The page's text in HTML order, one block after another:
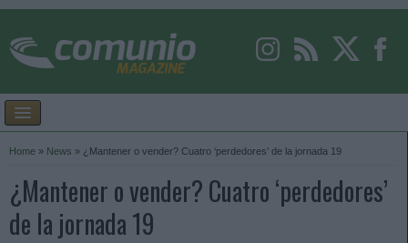
Home » News » ¿Mantener o vender? Cuatro ‘perdedores’ de la jornada 19
¿Mantener o vender? Cuatro ‘perdedores’
de la jornada 19